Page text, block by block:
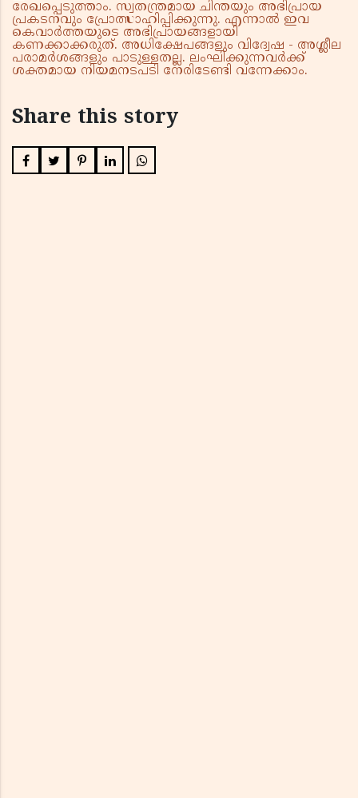
രേഖപ്പെടുത്താം. സ്വതന്ത്രമായ ചിന്തയും അഭിപ്രായ
പ്രകടനവും പ്രോത്സാഹിപ്പിക്കുന്നു. എന്നാൽ ഇവ
കെവാർത്തയുടെ അഭിപ്രായങ്ങളായി
കണക്കാക്കരുത്. അധിക്ഷേപങ്ങളും വിദ്വേഷ - അശ്ലീല
പരാമർശങ്ങളും പാടുള്ളതല്ല. ലംഘിക്കുന്നവർക്ക്
ശക്തമായ നിയമനടപടി നേരിടേണ്ടി വന്നേക്കാം.
Share this story